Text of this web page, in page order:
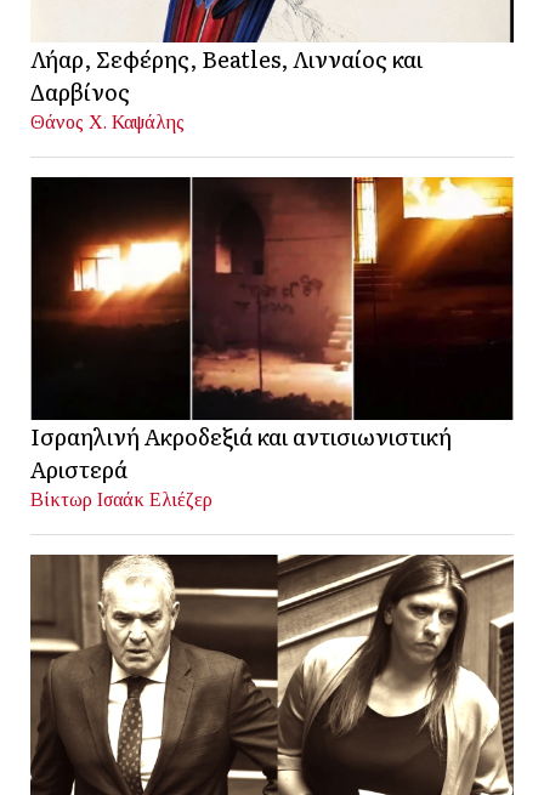
Λήαρ, Σεφέρης, Beatles, Λινναίος και
Δαρβίνος
Θάνος Χ. Καψάλης
Ισραηλινή Ακροδεξιά και αντισιωνιστική
Αριστερά
Βίκτωρ Ισαάκ Ελιέζερ